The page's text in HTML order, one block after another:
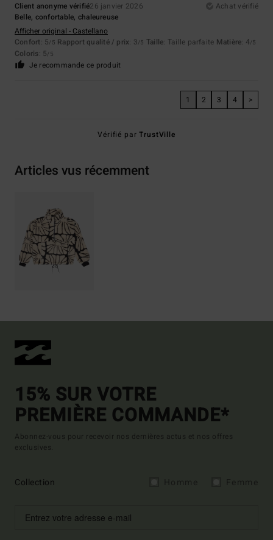
Client anonyme vérifié26 janvier 2026
Achat vérifié
Belle, confortable, chaleureuse
Afficher original - Castellano
Confort: 5/5 Rapport qualité / prix: 3/5 Taille: Taille parfaite Matière: 4/5
Coloris: 5/5
Je recommande ce produit
1 2 3 4 >
Vérifié parTrustVille
Articles vus récemment
15% SUR VOTRE
PREMIÈRE COMMANDE*
Abonnez-vous pour recevoir nos dernières actus et nos offres
exclusives.
Collection